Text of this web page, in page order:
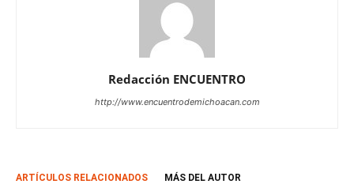
Redacción ENCUENTRO
http://www.encuentrodemichoacan.com
ARTÍCULOS RELACIONADOS MÁS DEL AUTOR